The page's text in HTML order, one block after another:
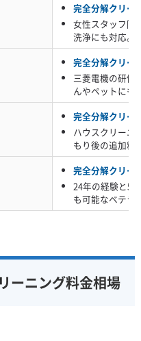
ーティングをする
カビを薬剤で閉じ込
で「酸っぱい悪臭」
ます。だからこそ、
汚れを物理的に完全
が最も有効な対策で
取れても、油で
完全分解クリー
女性スタッフ同
洗浄にも対応。
完全分解クリー
三菱電機の研修
んやペットにも
完全分解クリー
ハウスクリーニ
もり後の追加料
完全分解クリー
24年の経験と
も可能なベテラ
ーニング料金相場